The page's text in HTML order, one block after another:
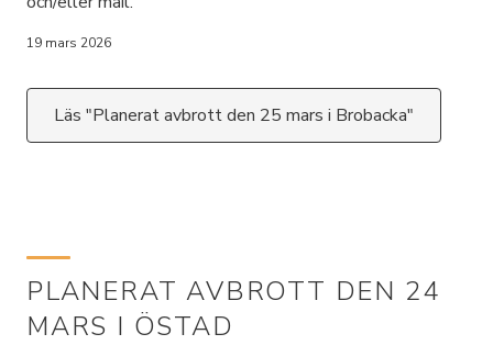
19 mars 2026
Läs "Planerat avbrott den 25 mars i Brobacka"
PLANERAT AVBROTT DEN 24
MARS I ÖSTAD